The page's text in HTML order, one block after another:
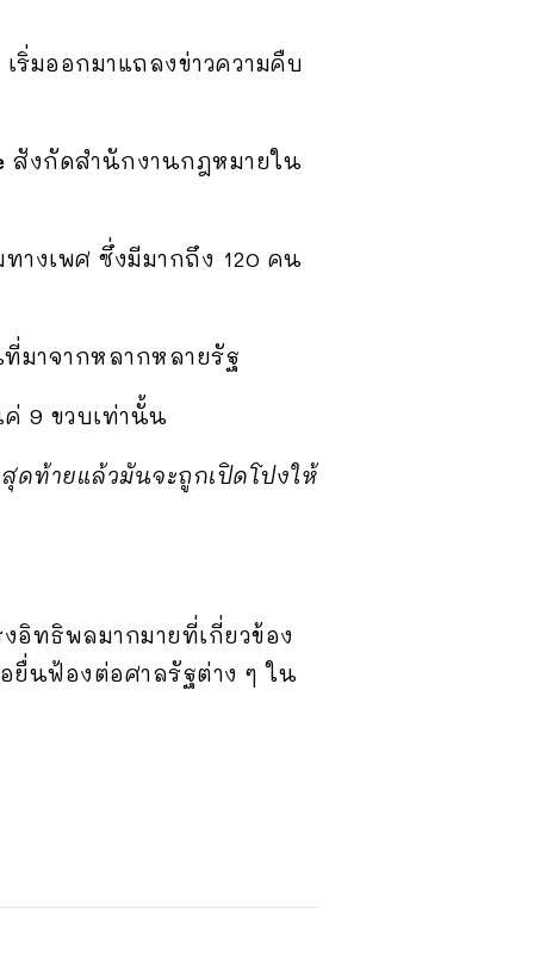
เริ่มออกมาแถลงข่าวความคืบ
สังกัดสำนักงานกฎหมายใน
างเพศ ซึ่งมีมากถึง 120 คน
มาจากหลากหลายรัฐ
9 ขวบเท่านั้น
ดท้ายแล้วมันจะถูกเปิดโปงให้
อิทธิพลมากมายที่เกี่ยวข้อง
ยื่นฟ้องต่อศาลรัฐต่าง ๆ ใน